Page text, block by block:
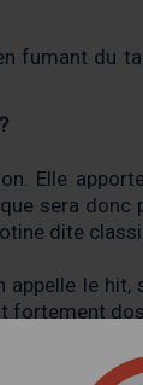
fumant du
Elle
sera
dite
appelle le
fortement
On sait
au fur